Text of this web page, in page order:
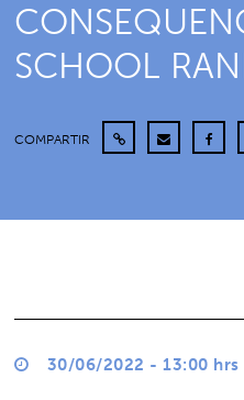
SCHOOL
COMPARTIR
30/06/2022 - 13:00 hrs